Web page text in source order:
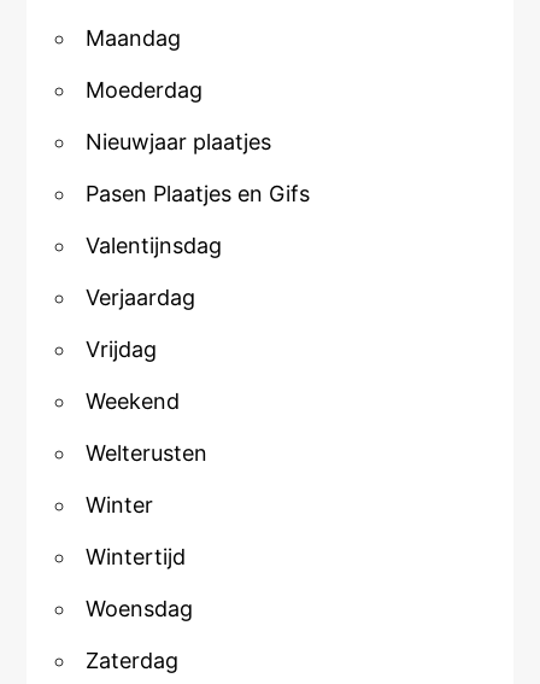
Maandag
Moederdag
Nieuwjaar plaatjes
Pasen Plaatjes en Gifs
Valentijnsdag
Verjaardag
Vrijdag
Weekend
Welterusten
Winter
Wintertijd
Woensdag
Zaterdag